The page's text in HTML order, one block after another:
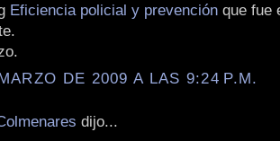
Eficiencia policial y prevención que fue
DE 2009 A LAS 9:24 P.M.
dijo...